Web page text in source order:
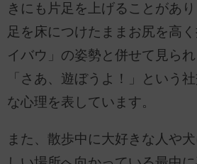
きにも片足を上げることがあ
足を床につけたままお尻を高
イバウ」の姿勢と併せて見られ
「さあ、遊ぼうよ！」という
な心理を表しています。
また、散歩中に大好きな人や